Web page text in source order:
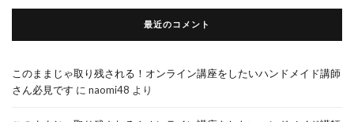
最近のコメント
このままじゃ取り残される！オンライン講座をしたいハンドメイド講師
さん必見です に naomi48 より